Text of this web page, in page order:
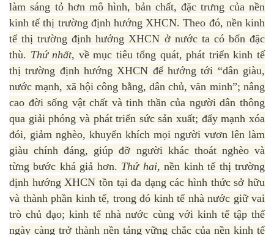
làm sáng tỏ hơn mô hình, bản chất, đặc trưng của nền
kinh tế thị trường định hướng XHCN. Theo đó, nền kinh
tế thị trường định hướng XHCN ở nước ta có bốn đặc
thù. Thứ nhất, về mục tiêu tổng quát, phát triển kinh tế
thị trường định hướng XHCN để hướng tới “dân giàu,
nước mạnh, xã hội công bằng, dân chủ, văn minh”; nâng
cao đời sống vật chất và tinh thần của người dân thông
qua giải phóng và phát triển sức sản xuất; đẩy mạnh xóa
đói, giảm nghèo, khuyến khích mọi người vươn lên làm
giàu chính đáng, giúp đỡ người khác thoát nghèo và
từng bước khá giả hơn. Thứ hai,nền kinh tế thị trường
định hướng XHCN tồn tại đa dạng các hình thức sở hữu
và thành phần kinh tế, trong đó kinh tế nhà nước giữ vai
trò chủ đạo; kinh tế nhà nước cùng với kinh tế tập thể
ngày càng trở thành nền tảng vững chắc của nền kinh tế